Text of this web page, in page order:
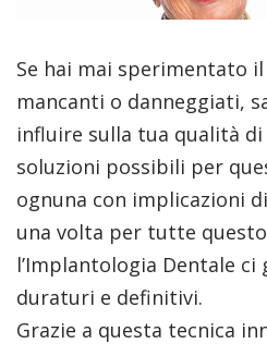
Se hai mai sperimentato
mancanti o danneggiati,
influire sulla tua qualità di
soluzioni possibili per
ognuna con implicazioni
una volta per tutte
l’Implantologia Dentale
duraturi e definitivi.
Grazie a questa tecnica